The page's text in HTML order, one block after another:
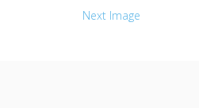
Next Image